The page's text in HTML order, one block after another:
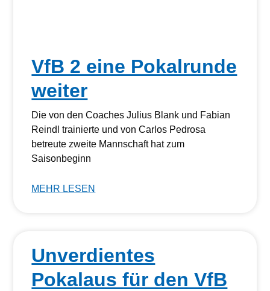
VfB 2 eine Pokalrunde
weiter
Die von den Coaches Julius Blank und Fabian
Reindl trainierte und von Carlos Pedrosa
betreute zweite Mannschaft hat zum
Saisonbeginn
MEHR LESEN
Unverdientes
Pokalaus für den VfB